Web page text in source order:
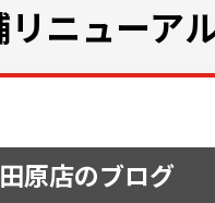
リニューア
原店のブログ